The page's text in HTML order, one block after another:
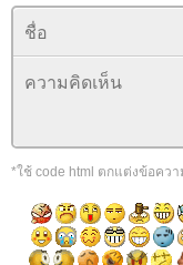
*ใช้ code html ตกแต่งข้อคว